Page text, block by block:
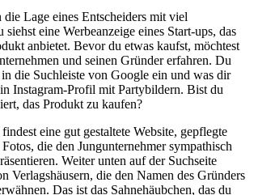
die Lage eines Entscheiders mit viel
eine Werbeanzeige eines Start-ups, das
anbietet. Bevor du etwas kaufst, möchtest
und seinen Gründer erfahren. Du
die Suchleiste von Google ein und was dir
Instagram-Profil mit Partybildern. Bist du
das Produkt zu kaufen?
eine gut gestaltete Website, gepflegte
die den Jungunternehmer sympathisch
Weiter unten auf der Suchseite
Verlagshäusern, die den Namen des Gründers
Das ist das Sahnehäubchen, das du